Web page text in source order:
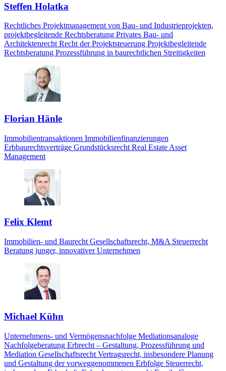
Steffen Holatka
Rechtliches Projektmanagement von Bau- und Industrieprojekten,
projektbegleitende Rechtsberatung Privates Bau- und
Architektenrecht Recht der Projektsteuerung Projektbegleitende
Rechtsberatung Prozessführung in baurechtlichen Streitigkeiten
Florian Hänle
Immobilientransaktionen Immobilienfinanzierungen
Erbbaurechtsverträge Grundstücksrecht Real Estate Asset
Management
Felix Klemt
Immobilien- und Baurecht Gesellschaftsrecht, M&A Steuerrecht
Beratung junger, innovativer Unternehmen
Michael Kühn
Unternehmens- und Vermögensnachfolge Mediationsanaloge
Nachfolgeberatung Erbrecht – Gestaltung, Prozessführung und
Mediation Gesellschaftsrecht Vertragsrecht, insbesondere Planung
und Gestaltung der vorweggenommenen Erbfolge Steuerrecht,